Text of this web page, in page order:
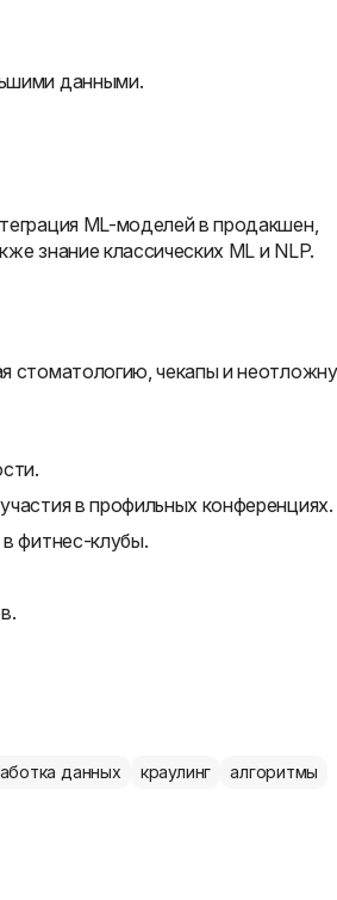
данными.
ML-моделей в продакшен,
знание классических ML и NLP.
стоматологию, чекапы и
в профильных конференциях.
фитнес-клубы.
данных краулинг
алгоритмы